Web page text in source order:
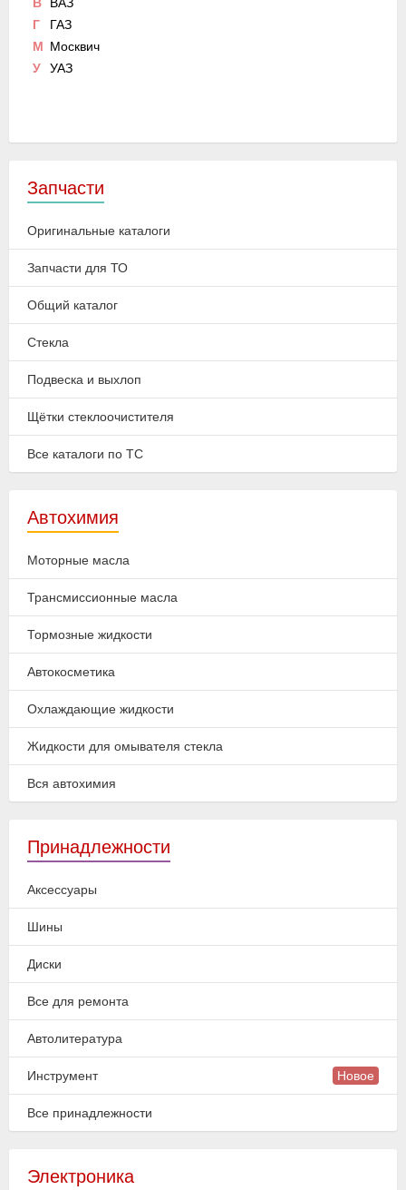
Г
ГАЗ
М Москвич
У
УАЗ
Запчасти
Оригинальные каталоги
Запчасти для ТО
Общий каталог
Стекла
Подвеска и выхлоп
Щётки стеклоочистителя
Все каталоги по ТС
Автохимия
Моторные масла
Трансмиссионные масла
Тормозные жидкости
Автокосметика
Охлаждающие жидкости
Жидкости для омывателя стекла
Вся автохимия
Принадлежности
Аксессуары
Шины
Диски
Все для ремонта
Автолитература
Инструмент Новое
Все принадлежности
Электроника